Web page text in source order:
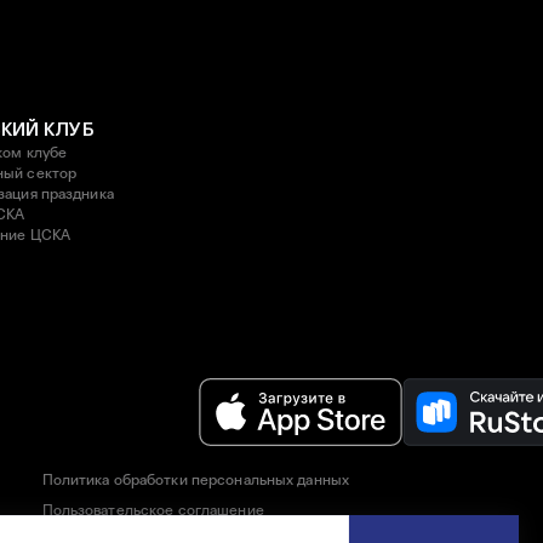
КЛУБ
клубе
сектор
праздника
ЦСКА
Политика обработки персональных данных
Пользовательское соглашение